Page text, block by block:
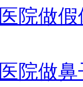
院做
院做